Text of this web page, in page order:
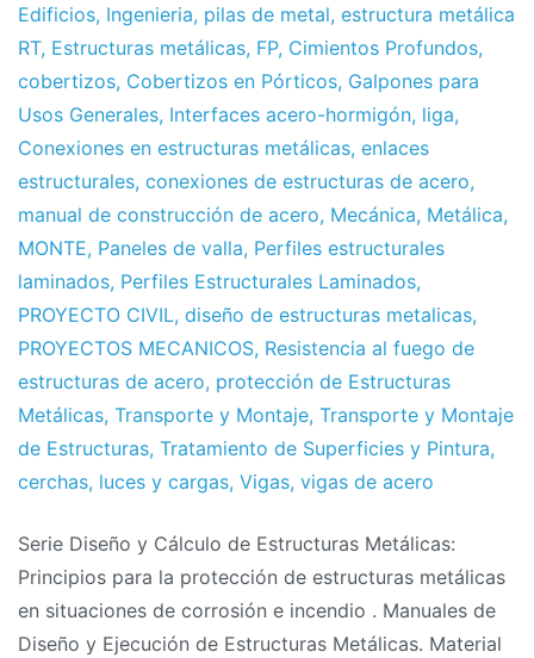
de
2013
Edificios, Ingenieria, pilas de metal, estructura metálica
RT, Estructuras metálicas, FP, Cimientos Profundos,
cobertizos, Cobertizos en Pórticos, Galpones para
Usos Generales, Interfaces acero-hormigón, liga,
Conexiones en estructuras metálicas, enlaces
estructurales, conexiones de estructuras de acero,
manual de construcción de acero, Mecánica, Metálica,
MONTE, Paneles de valla, Perfiles estructurales
laminados, Perfiles Estructurales Laminados,
PROYECTO CIVIL, diseño de estructuras metalicas,
PROYECTOS MECANICOS, Resistencia al fuego de
estructuras de acero, protección de Estructuras
Metálicas, Transporte y Montaje, Transporte y Montaje
de Estructuras, Tratamiento de Superficies y Pintura,
cerchas, luces y cargas, Vigas, vigas de acero
Serie Diseño y Cálculo de Estructuras Metálicas:
Principios para la protección de estructuras metálicas
en situaciones de corrosión e incendio . Manuales de
Diseño y Ejecución de Estructuras Metálicas. Material